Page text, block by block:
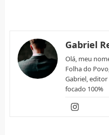
Gabriel
Olá, meu
Folha do
Gabriel, editor
focado 100%